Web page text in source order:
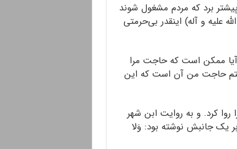
پیشتر برد که مردم مشغول شوند
علیه و آله) اینقدر بی‌حرمتی
ممکن است که حاجت مرا
حاجت من آن است که این
کرد. و به روایت ابن شهر
جانبش نوشته بود: وَلا